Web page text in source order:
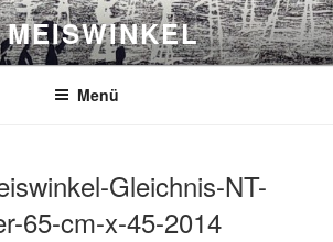
MEISWINKEL
Menü
Gleichnis-NT-
65-cm-x-45-2014